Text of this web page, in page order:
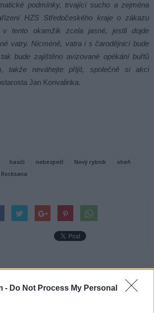
- Do Not Process My Personal
podmínky, trvající sucho a zejména
HZS Středočeského kraje o zákazu
v tento okamžik zcela jasné, jestli dojde
vatry. Nicméně, vatra i s čarodějnicí bude
bude zajištěno avizované opékání buřtů
takže neváhejte přijít, společně si akci
Jan Konvalinka.
hasiči nebezpečí Nový rybník
oheň
Rocksana
Havířské Velikonoce přilákaly